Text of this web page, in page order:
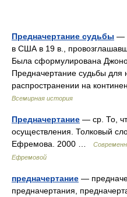
Предначертание судьбы —
в США в 19 в.,
Была сформулирована
Предначертание судьбы для
распространении на
Всемирная история
Предначертание — ср. То,
осуществления. Толковый
Ефремова. 2000 …
Ефремовой
предначертание —
предначертания,